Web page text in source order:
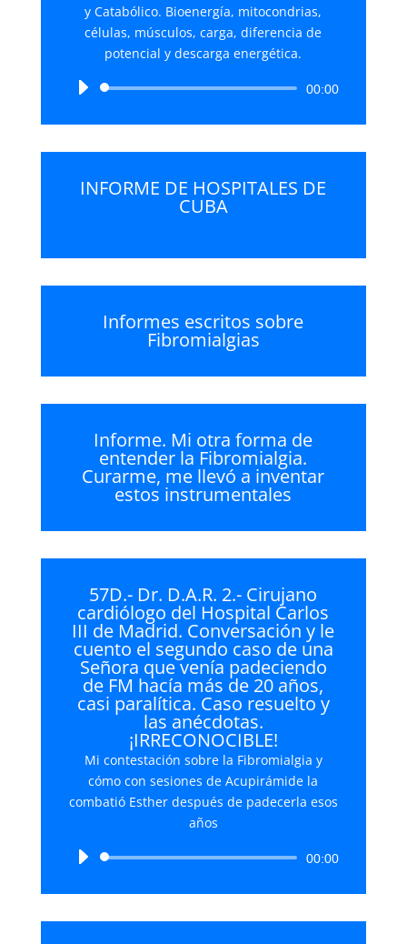
y Catabólico. Bioenergía, mitocondrias,
células, músculos, carga, diferencia de
potencial y descarga energética.
Reproductor
audio
00:00
INFORME DE HOSPITALES DE
CUBA
Informes escritos sobre
Fibromialgias
Informe. Mi otra forma de
entender la Fibromialgia.
Curarme, me llevó a inventar
estos instrumentales
57D.- Dr. D.A.R. 2.- Cirujano
cardiólogo del Hospital Carlos
III de Madrid. Conversación y le
cuento el segundo caso de una
Señora que venía padeciendo
de FM hacía más de 20 años,
casi paralítica. Caso resuelto y
las anécdotas.
¡IRRECONOCIBLE!
Mi contestación sobre la Fibromialgia y
cómo con sesiones de Acupirámide la
combatió Esther después de padecerla esos
años
Reproductor
audio
00:00